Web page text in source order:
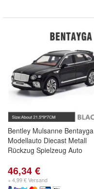
Bentley Mulsanne Bentayga
Modellauto Diecast Metall
Rückzug Spielzeug Auto
46,34 €
+ 4,99 € Versand